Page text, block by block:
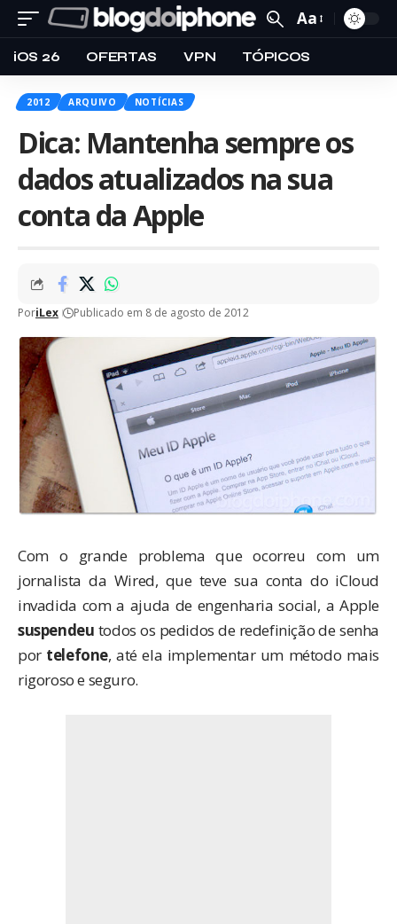
Aa
iOS 26 OFERTAS VPN TÓPICOS
2012 ARQUIVO NOTÍCIAS
Dica: Mantenha sempre os
dados atualizados na sua
conta da Apple
PoriLex Publicado em 8 de agosto de 2012
Com o grande problema que ocorreu com um
jornalista da Wired, que teve sua conta do iCloud
invadida com a ajuda de engenharia social, a Apple
suspendeu todos os pedidos de redefinição de senha
por telefone, até ela implementar um método mais
rigoroso e seguro.